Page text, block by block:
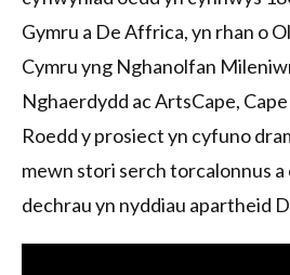
Gymru a De Affrica, yn rhan o
Cymru yng Nghanolfan
Nghaerdydd ac ArtsCape,
Roedd y prosiect yn cyfuno
mewn stori serch torcalonnus a
dechrau yn nyddiau apartheid